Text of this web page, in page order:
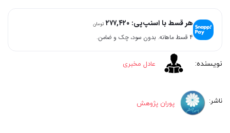
تومان
تومان.
هر قسط با اسنپ‌پی: ۲۷۷,۴۲۰ تومان
۴ قسط ماهانه. بدون سود، چک و ضامن.
عادل مخبری
پوران پژوهش